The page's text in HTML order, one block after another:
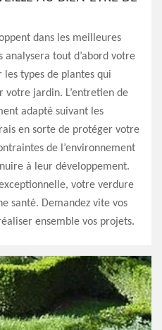
dans les meilleures
tout d’abord votre
types de plantes qui
votre jardin. L’entretien de
adapté suivant les
en sorte de protéger votre
de l’environnement
à leur développement.
votre verdure
santé. Demandez vite vos
ensemble vos projets.